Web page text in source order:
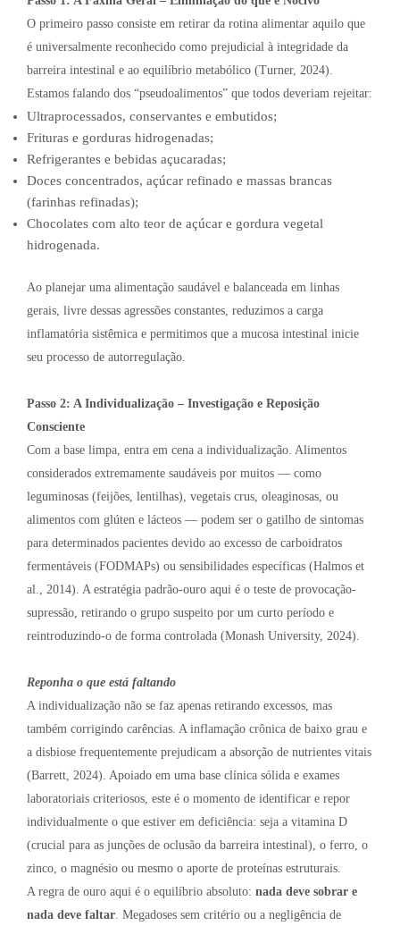
O primeiro passo consiste em retirar da rotina alimentar aquilo que
é universalmente reconhecido como prejudicial à integridade da
barreira intestinal e ao equilíbrio metabólico (Turner, 2024).
Estamos falando dos “pseudoalimentos” que todos deveriam rejeitar:
Ultraprocessados, conservantes e embutidos;
Frituras e gorduras hidrogenadas;
Refrigerantes e bebidas açucaradas;
Doces concentrados, açúcar refinado e massas brancas
(farinhas refinadas);
Chocolates com alto teor de açúcar e gordura vegetal
hidrogenada.
Ao planejar uma alimentação saudável e balanceada em linhas
gerais, livre dessas agressões constantes, reduzimos a carga
inflamatória sistêmica e permitimos que a mucosa intestinal inicie
seu processo de autorregulação.
Passo 2: A Individualização – Investigação e Reposição
Consciente
Com a base limpa, entra em cena a individualização. Alimentos
considerados extremamente saudáveis por muitos — como
leguminosas (feijões, lentilhas), vegetais crus, oleaginosas, ou
alimentos com glúten e lácteos — podem ser o gatilho de sintomas
para determinados pacientes devido ao excesso de carboidratos
fermentáveis (FODMAPs) ou sensibilidades específicas (Halmos et
al., 2014). A estratégia padrão-ouro aqui é o teste de provocação-
supressão, retirando o grupo suspeito por um curto período e
reintroduzindo-o de forma controlada (Monash University, 2024).
Reponha o que está faltando
A individualização não se faz apenas retirando excessos, mas
também corrigindo carências. A inflamação crônica de baixo grau e
a disbiose frequentemente prejudicam a absorção de nutrientes vitais
(Barrett, 2024). Apoiado em uma base clínica sólida e exames
laboratoriais criteriosos, este é o momento de identificar e repor
individualmente o que estiver em deficiência: seja a vitamina D
(crucial para as junções de oclusão da barreira intestinal), o ferro, o
zinco, o magnésio ou mesmo o aporte de proteínas estruturais.
A regra de ouro aqui é o equilíbrio absoluto: nada deve sobrar e
nada deve faltar . Megadoses sem critério ou a negligência de